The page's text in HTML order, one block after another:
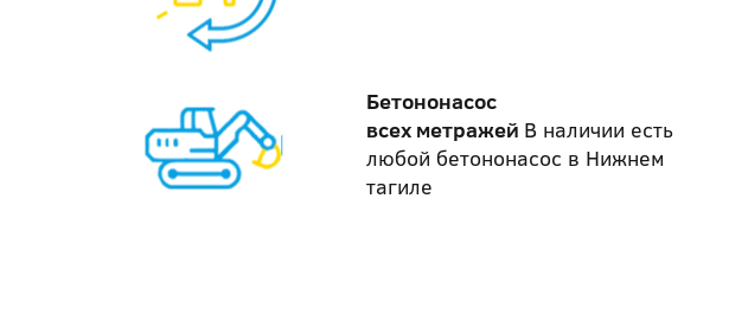
Бетононасос
всех метражей В наличии есть
любой бетононасос в Нижнем
тагиле